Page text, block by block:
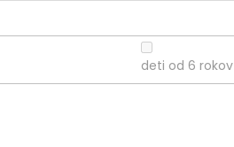
deti od 6 rokov